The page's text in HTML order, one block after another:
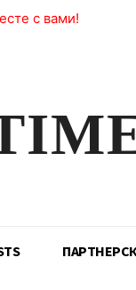
с вами!